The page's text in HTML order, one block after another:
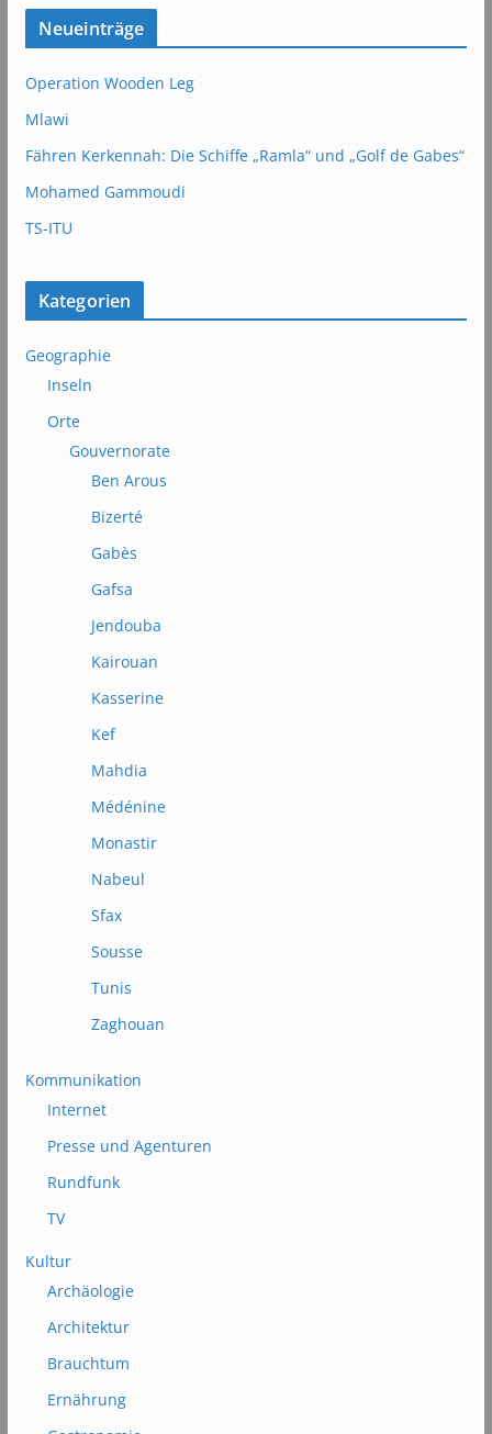
Neueinträge
Operation Wooden Leg
Mlawi
Fähren Kerkennah: Die Schiffe „Ramla“ und „Golf de Gabes“
Mohamed Gammoudi
TS-ITU
Kategorien
Geographie
Inseln
Orte
Gouvernorate
Ben Arous
Bizerté
Gabès
Gafsa
Jendouba
Kairouan
Kasserine
Kef
Mahdia
Médénine
Monastir
Nabeul
Sfax
Sousse
Tunis
Zaghouan
Kommunikation
Internet
Presse und Agenturen
Rundfunk
TV
Kultur
Archäologie
Architektur
Brauchtum
Ernährung